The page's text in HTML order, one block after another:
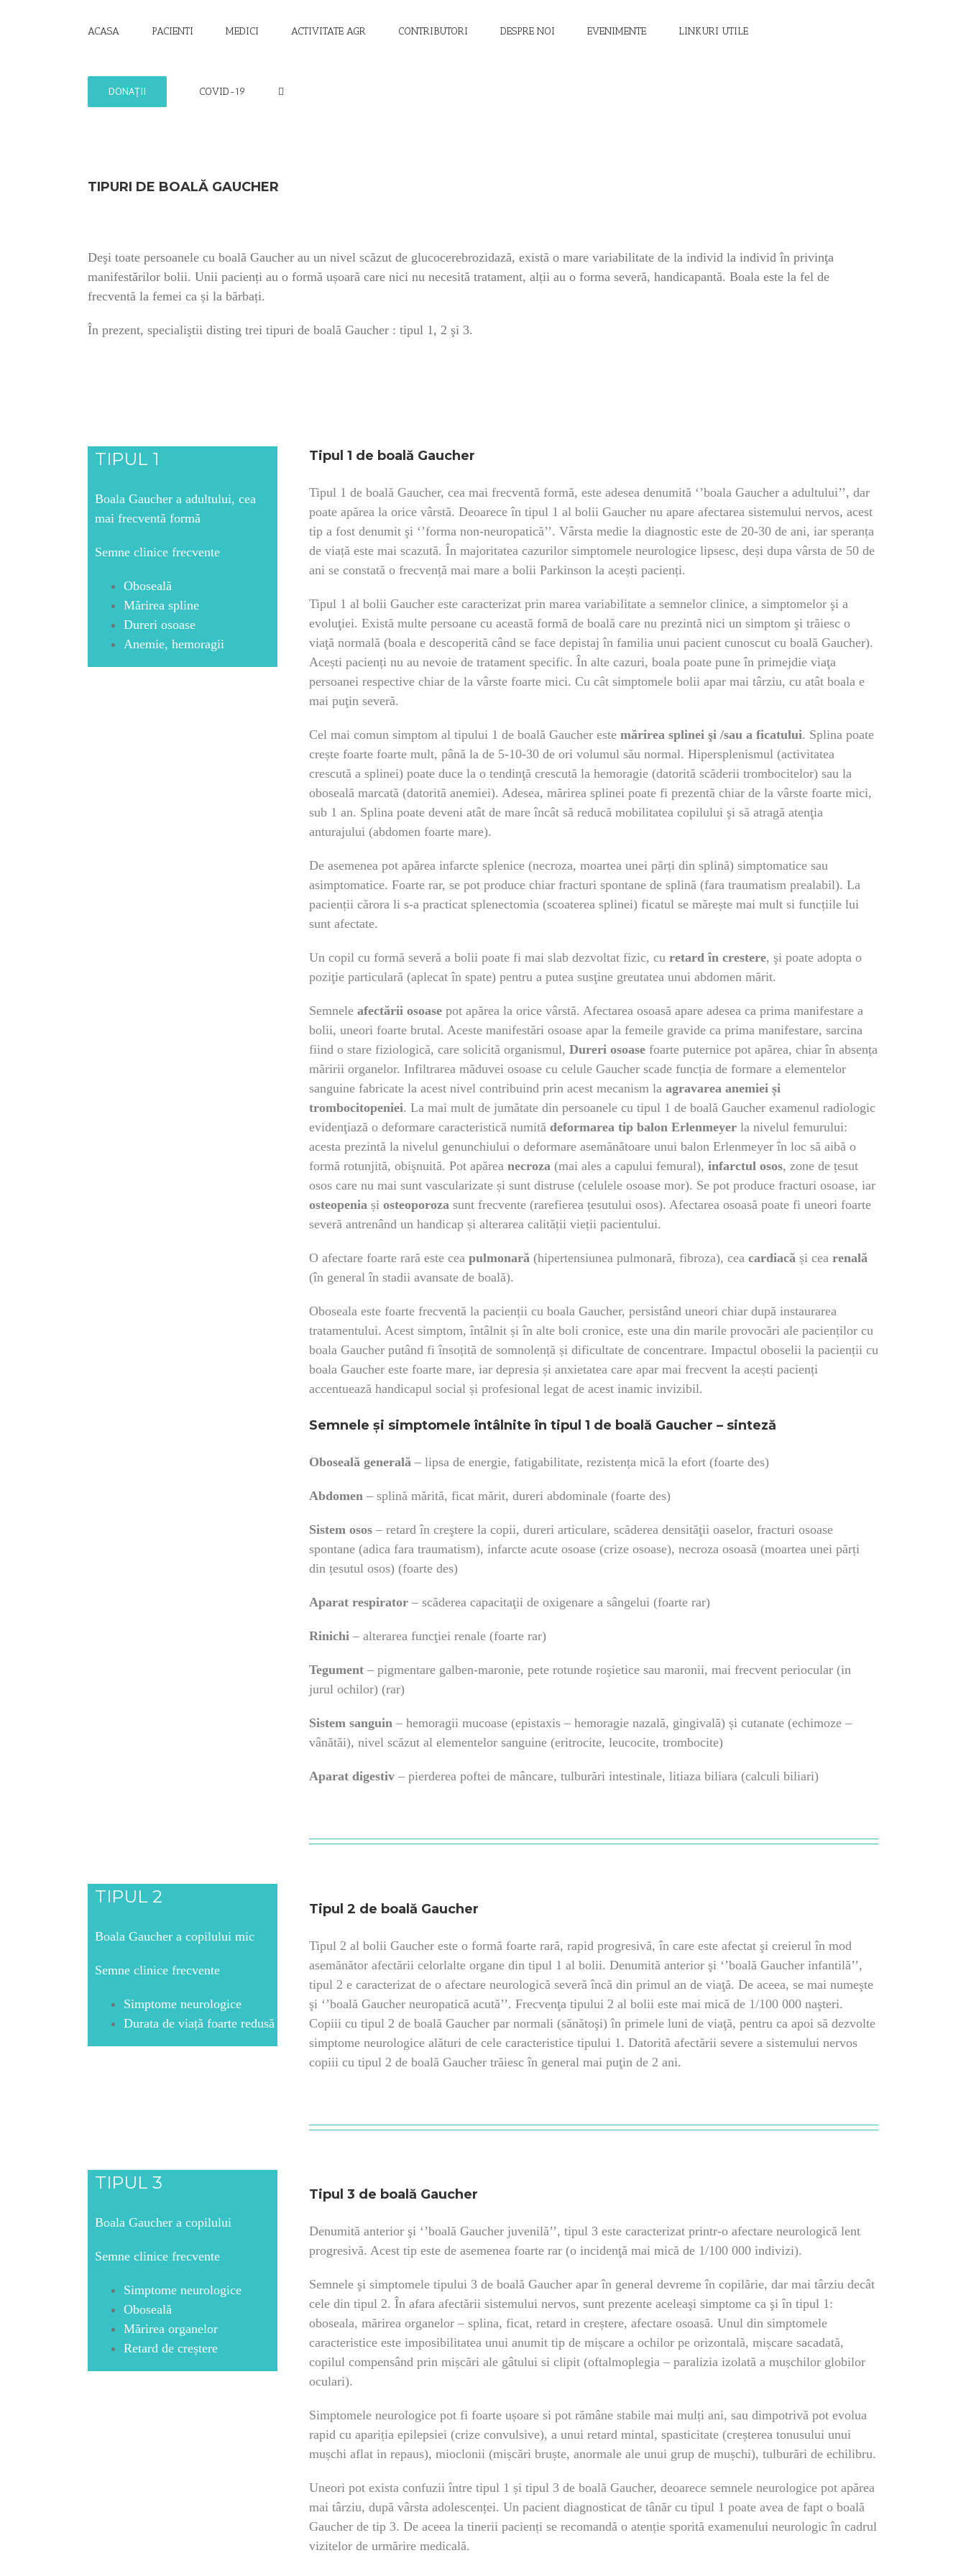
ACASA PACIENTI MEDICI ACTIVITATE AGR CONTRIBUTORI DESPRE NOI EVENIMENTE LINKURI UTILE
DONAȚII COVID-19
TIPURI DE BOALĂ GAUCHER
Deşi toate persoanele cu boală Gaucher au un nivel scăzut de glucocerebrozidază, există o mare variabilitate de la individ la individ în privinţa
manifestărilor bolii. Unii pacienți au o formă ușoară care nici nu necesită tratament, alții au o forma severă, handicapantă. Boala este la fel de
frecventă la femei ca și la bărbați.
În prezent, specialiştii disting trei tipuri de boală Gaucher : tipul 1, 2 şi 3.
TIPUL 1
Boala Gaucher a adultului, cea
mai frecventă formă
Semne clinice frecvente
Oboseală
Mărirea spline
Dureri osoase
Anemie, hemoragii
Tipul 1 de boală Gaucher
Tipul 1 de boală Gaucher, cea mai frecventă formă, este adesea denumită ‘’boala Gaucher a adultului’’, dar
poate apărea la orice vârstă. Deoarece în tipul 1 al bolii Gaucher nu apare afectarea sistemului nervos, acest
tip a fost denumit şi ‘’forma non-neuropatică’’. Vârsta medie la diagnostic este de 20-30 de ani, iar speranța
de viață este mai scazută. În majoritatea cazurilor simptomele neurologice lipsesc, deși dupa vârsta de 50 de
ani se constată o frecvență mai mare a bolii Parkinson la acești pacienți.
Tipul 1 al bolii Gaucher este caracterizat prin marea variabilitate a semnelor clinice, a simptomelor şi a
evoluţiei. Există multe persoane cu această formă de boală care nu prezintă nici un simptom şi trăiesc o
viaţă normală (boala e descoperită când se face depistaj în familia unui pacient cunoscut cu boală Gaucher).
Acești pacienți nu au nevoie de tratament specific. În alte cazuri, boala poate pune în primejdie viaţa
persoanei respective chiar de la vârste foarte mici. Cu cât simptomele bolii apar mai târziu, cu atât boala e
mai puţin severă.
Cel mai comun simptom al tipului 1 de boală Gaucher este mărirea splinei şi /sau a ficatului. Splina poate
crește foarte foarte mult, până la de 5-10-30 de ori volumul său normal. Hipersplenismul (activitatea
crescută a splinei) poate duce la o tendinţă crescută la hemoragie (datorită scăderii trombocitelor) sau la
oboseală marcată (datorită anemiei). Adesea, mărirea splinei poate fi prezentă chiar de la vârste foarte mici,
sub 1 an. Splina poate deveni atât de mare încât să reducă mobilitatea copilului şi să atragă atenţia
anturajului (abdomen foarte mare).
De asemenea pot apărea infarcte splenice (necroza, moartea unei părți din splină) simptomatice sau
asimptomatice. Foarte rar, se pot produce chiar fracturi spontane de splină (fara traumatism prealabil). La
pacienții cărora li s-a practicat splenectomia (scoaterea splinei) ficatul se mărește mai mult si funcțiile lui
sunt afectate.
Un copil cu formă severă a bolii poate fi mai slab dezvoltat fizic, cu retard în crestere, şi poate adopta o
poziţie particulară (aplecat în spate) pentru a putea susţine greutatea unui abdomen mărit.
Semnele afectării osoase pot apărea la orice vârstă. Afectarea osoasă apare adesea ca prima manifestare a
bolii, uneori foarte brutal. Aceste manifestări osoase apar la femeile gravide ca prima manifestare, sarcina
fiind o stare fiziologică, care solicită organismul, Dureri osoase foarte puternice pot apărea, chiar în absența
măririi organelor. Infiltrarea măduvei osoase cu celule Gaucher scade funcția de formare a elementelor
sanguine fabricate la acest nivel contribuind prin acest mecanism la agravarea anemiei și
trombocitopeniei. La mai mult de jumătate din persoanele cu tipul 1 de boală Gaucher examenul radiologic
evidenţiază o deformare caracteristică numită deformarea tip balon Erlenmeyer la nivelul femurului:
acesta prezintă la nivelul genunchiului o deformare asemănătoare unui balon Erlenmeyer în loc să aibă o
formă rotunjită, obişnuită. Pot apărea necroza (mai ales a capului femural), infarctul osos, zone de țesut
osos care nu mai sunt vascularizate și sunt distruse (celulele osoase mor). Se pot produce fracturi osoase, iar
osteopenia și osteoporoza sunt frecvente (rarefierea țesutului osos). Afectarea osoasă poate fi uneori foarte
severă antrenând un handicap și alterarea calității vieții pacientului.
O afectare foarte rară este cea pulmonară (hipertensiunea pulmonară, fibroza), cea cardiacă și cea renală
(în general în stadii avansate de boală).
Oboseala este foarte frecventă la pacienții cu boala Gaucher, persistând uneori chiar după instaurarea
tratamentului. Acest simptom, întâlnit și în alte boli cronice, este una din marile provocări ale pacienților cu
boala Gaucher putând fi însoțită de somnolență și dificultate de concentrare. Impactul oboselii la pacienții cu
boala Gaucher este foarte mare, iar depresia și anxietatea care apar mai frecvent la acești pacienți
accentuează handicapul social și profesional legat de acest inamic invizibil.
Semnele şi simptomele întâlnite în tipul 1 de boală Gaucher – sinteză
Oboseală generală – lipsa de energie, fatigabilitate, rezistența mică la efort (foarte des)
Abdomen – splină mărită, ficat mărit, dureri abdominale (foarte des)
Sistem osos – retard în creştere la copii, dureri articulare, scăderea densităţii oaselor, fracturi osoase
spontane (adica fara traumatism), infarcte acute osoase (crize osoase), necroza osoasă (moartea unei părți
din țesutul osos) (foarte des)
Aparat respirator – scăderea capacitaţii de oxigenare a sângelui (foarte rar)
Rinichi – alterarea funcţiei renale (foarte rar)
Tegument – pigmentare galben-maronie, pete rotunde roşietice sau maronii, mai frecvent periocular (in
jurul ochilor) (rar)
Sistem sanguin – hemoragii mucoase (epistaxis – hemoragie nazală, gingivală) și cutanate (echimoze –
vânătăi), nivel scăzut al elementelor sanguine (eritrocite, leucocite, trombocite)
Aparat digestiv – pierderea poftei de mâncare, tulburări intestinale, litiaza biliara (calculi biliari)
TIPUL 2
Boala Gaucher a copilului mic
Semne clinice frecvente
Simptome neurologice
Durata de viață foarte redusă
Tipul 2 de boală Gaucher
Tipul 2 al bolii Gaucher este o formă foarte rară, rapid progresivă, în care este afectat şi creierul în mod
asemănător afectării celorlalte organe din tipul 1 al bolii. Denumită anterior şi ‘’boală Gaucher infantilă’’,
tipul 2 e caracterizat de o afectare neurologică severă încă din primul an de viaţă. De aceea, se mai numeşte
şi ‘’boală Gaucher neuropatică acută’’. Frecvenţa tipului 2 al bolii este mai mică de 1/100 000 naşteri.
Copiii cu tipul 2 de boală Gaucher par normali (sănătoşi) în primele luni de viaţă, pentru ca apoi să dezvolte
simptome neurologice alături de cele caracteristice tipului 1. Datorită afectării severe a sistemului nervos
copiii cu tipul 2 de boală Gaucher trăiesc în general mai puţin de 2 ani.
TIPUL 3
Boala Gaucher a copilului
Semne clinice frecvente
Simptome neurologice
Oboseală
Mărirea organelor
Retard de creștere
Tipul 3 de boală Gaucher
Denumită anterior şi ‘’boală Gaucher juvenilă’’, tipul 3 este caracterizat printr-o afectare neurologică lent
progresivă. Acest tip este de asemenea foarte rar (o incidenţă mai mică de 1/100 000 indivizi).
Semnele şi simptomele tipului 3 de boală Gaucher apar în general devreme în copilărie, dar mai târziu decât
cele din tipul 2. În afara afectării sistemului nervos, sunt prezente aceleaşi simptome ca şi în tipul 1:
oboseala, mărirea organelor – splina, ficat, retard in creștere, afectare osoasă. Unul din simptomele
caracteristice este imposibilitatea unui anumit tip de mișcare a ochilor pe orizontală, mișcare sacadată,
copilul compensând prin mișcări ale gâtului si clipit (oftalmoplegia – paralizia izolată a mușchilor globilor
oculari).
Simptomele neurologice pot fi foarte ușoare si pot rămâne stabile mai mulți ani, sau dimpotrivă pot evolua
rapid cu apariția epilepsiei (crize convulsive), a unui retard mintal, spasticitate (creșterea tonusului unui
mușchi aflat in repaus), mioclonii (mișcări bruște, anormale ale unui grup de mușchi), tulburări de echilibru.
Uneori pot exista confuzii între tipul 1 și tipul 3 de boală Gaucher, deoarece semnele neurologice pot apărea
mai târziu, după vârsta adolescenței. Un pacient diagnosticat de tânăr cu tipul 1 poate avea de fapt o boală
Gaucher de tip 3. De aceea la tinerii pacienți se recomandă o atenție sporită examenului neurologic în cadrul
vizitelor de urmărire medicală.